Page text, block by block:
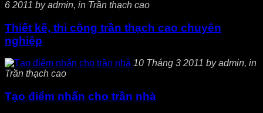
6 2011 by admin, in Trần thạch cao
Thiết kế, thi công trần thạch cao chuyên
nghiệp
10 Tháng 3 2011 by admin, in
Trần thạch cao
Tạo điểm nhấn cho trần nhà